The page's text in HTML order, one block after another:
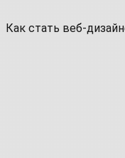
Как стать веб-